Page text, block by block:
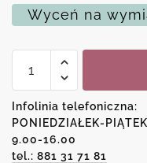
Wyceń na
ilość
Plakat
nie
odpuszczaj
w
poniedziałek
Infolinia telefoniczna:
PONIEDZIAŁEK-
9.00-16.00
tel.: 881 31 71 81